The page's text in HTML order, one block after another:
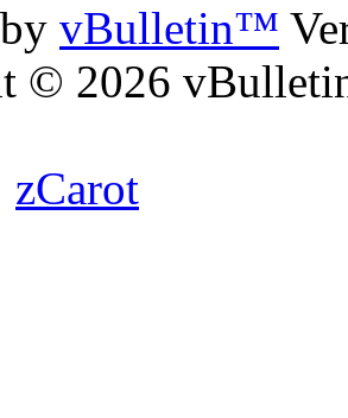
vBulletin™
© 2026
zCarot